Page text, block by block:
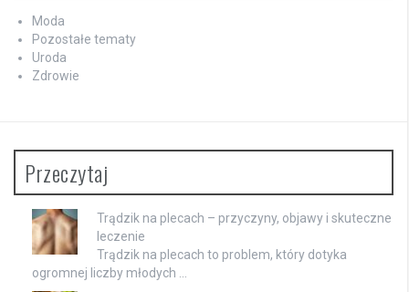
Moda
Pozostałe tematy
Uroda
Zdrowie
Przeczytaj
Trądzik na plecach – przyczyny, objawy i skuteczne
leczenie
Trądzik na plecach to problem, który dotyka
ogromnej liczby młodych …